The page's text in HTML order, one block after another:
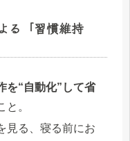
る「習慣維持
を“自動化”して省
と。
見る、寝る前にお